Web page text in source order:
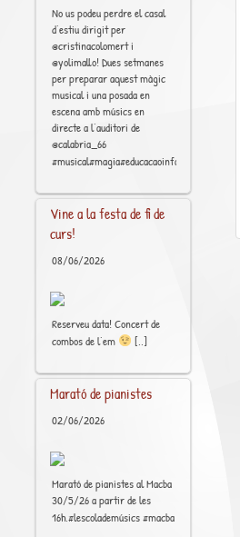
No us podeu perdre el casal
d’estiu dirigit per
@cristinacolomert i
@yolimallo! Dues setmanes
per preparar aquest màgic
musical i una posada en
escena amb músics en
directe a l’auditori de
@calabria_66
#musical#magia#educacaoinfantil
Vine a la festa de fi de
curs!
08/06/2026
Reserveu data! Concert de
combos de l’em
[..]
Marató de pianistes
02/06/2026
Marató de pianistes al Macba
30/5/26 a partir de les
16h.#lescolademúsics #macba